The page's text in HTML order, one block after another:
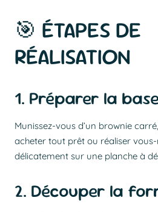
🎯 ÉTAPES DE
RÉALISATION
1. Préparer la base
Munissez-vous d’un brownie
acheter tout prêt ou réaliser
délicatement sur une planche à
2. Découper la